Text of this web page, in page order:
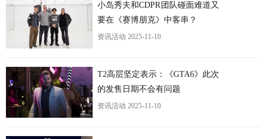
小岛秀夫和CDPR团队碰面难道又
要在《赛博朋克》中客串？
资讯活动 2025-11-10
T2高层坚定表示：《GTA6》此次
的发售日期不会有问题
资讯活动 2025-11-10